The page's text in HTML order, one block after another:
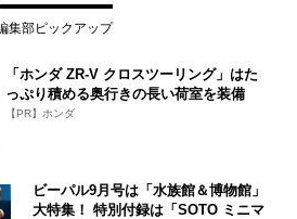
集部ピックアップ
「ホンダ ZR-V クロスツーリング」はた
っぷり積める奥行きの長い荷室を装備
【PR】ホンダ
ビーパル9月号は「水族館＆博物館」
大特集！ 特別付録は「SOTO ミニマ